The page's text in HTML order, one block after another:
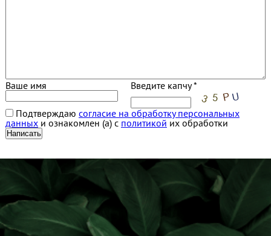
Ваше имя Введите капчу *
Подтверждаю согласие на обработку персональных
данныхи ознакомлен (а) с политикой их обработки